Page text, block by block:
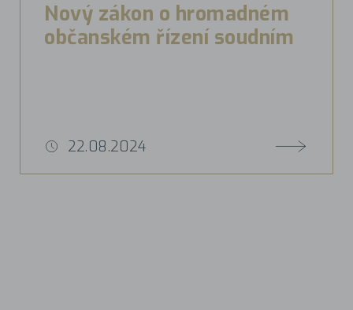
Nový zákon o hromadném
občanském řízení soudním
22.08.2024